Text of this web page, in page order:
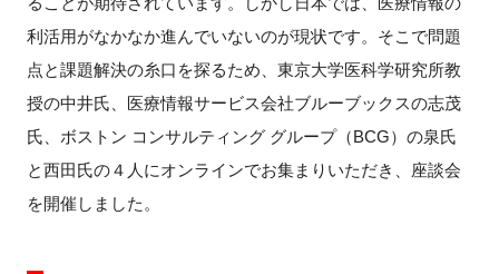
閉じる
利活用がなかなか進んでいないのが現状です。そこで問題
点と課題解決の糸口を探るため、東京大学医科学研究所教
授の中井氏、医療情報サービス会社ブルーブックスの志茂
氏、ボストン コンサルティング グループ（BCG）の泉氏
と西田氏の４人にオンラインでお集まりいただき、座談会
を開催しました。